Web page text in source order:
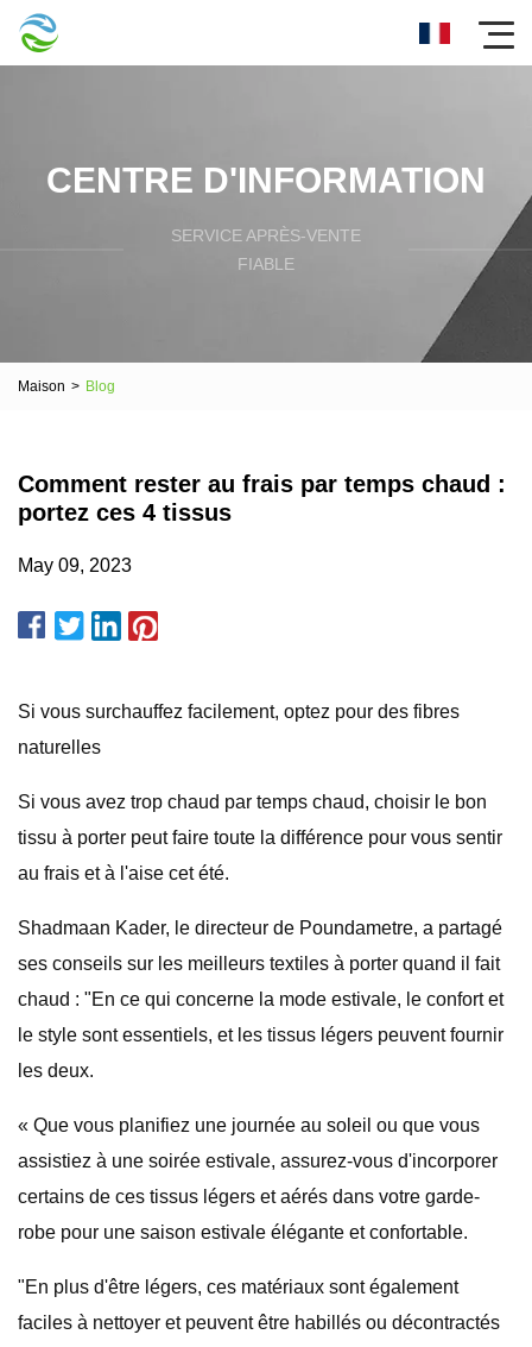
CENTRE D'INFORMATION
SERVICE APRÈS-VENTE
FIABLE
Maison > Blog
Comment rester au frais par temps chaud :
portez ces 4 tissus
May 09, 2023
Si vous surchauffez facilement, optez pour des fibres
naturelles
Si vous avez trop chaud par temps chaud, choisir le bon
tissu à porter peut faire toute la différence pour vous sentir
au frais et à l'aise cet été.
Shadmaan Kader, le directeur de Poundametre, a partagé
ses conseils sur les meilleurs textiles à porter quand il fait
chaud : "En ce qui concerne la mode estivale, le confort et
le style sont essentiels, et les tissus légers peuvent fournir
les deux.
« Que vous planifiez une journée au soleil ou que vous
assistiez à une soirée estivale, assurez-vous d'incorporer
certains de ces tissus légers et aérés dans votre garde-
robe pour une saison estivale élégante et confortable.
"En plus d'être légers, ces matériaux sont également
faciles à nettoyer et peuvent être habillés ou décontractés